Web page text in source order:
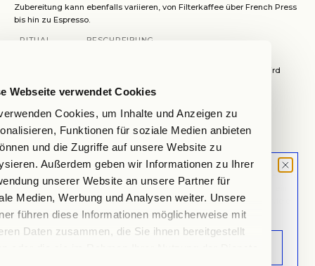
Webseite verwendet Cookies
Cookies, um Inhalte und Anzeigen zu
Funktionen für soziale Medien anbieten
und die Zugriffe auf unsere Website zu
Außerdem geben wir Informationen zu Ihrer
unserer Website an unsere Partner für
Medien, Werbung und Analysen weiter. Unsere
führen diese Informationen möglicherweise mit
Daten zusammen, die Sie ihnen bereitgestellt
Zubereitung kann ebenfalls variieren, von Filterkaffee über French Press
bis hin zu Espresso.
RITUAL BESCHREIBUNG
Die Art und Weise, wie der Kaffee zubereitet wird
Genussort Ob zu Hause, im Büro oder unterwegs.
Begleitende
Oft wird der Kaffee mit einem Frühstück oder
Snacks kombiniert.
Diese Rituale tragen dazu bei, den Morgen zu strukturieren und den Tag
positiv zu beginnen. Der "Guten Morgen Kaffee" ist somit nicht nur ein
Getränk, sondern ein wichtiger Bestandteil der täglichen Routine vieler
Menschen.
Kaffee und Ästhetik
MOOD LETTER
Sign up and don't miss any launches,
updates & specials.